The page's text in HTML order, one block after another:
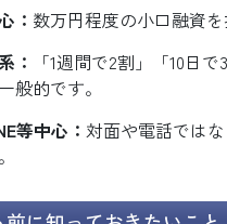
： 数万円程度の小口融資
：
「1週間で2割」「10日
般的です。
等中心： 対面や電話では